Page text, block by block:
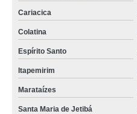
Cariacica
Colatina
Espírito Santo
Itapemirim
Marataízes
Santa Maria de Jetibá